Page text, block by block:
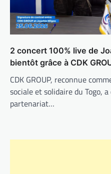
2 concert 100% live de
bientôt grâce à CDK
CDK GROUP, reconnue
sociale et solidaire du Togo,
partenariat…